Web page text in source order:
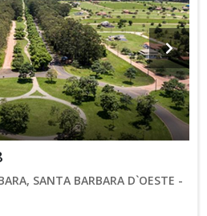
SANTA BARBARA D`OESTE -